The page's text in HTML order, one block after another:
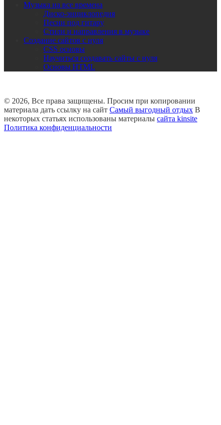
Музыка на все времена
Диско-энциклопедия
Песни под гитару
Стили и направления в музыке
Создание сайтов с нуля
CSS основы
Научиться создавать сайты с нуля
Основы HTML
© 2026, Все права защищены. Просим при копировании
материала дать ссылку на сайт Самый выгодный отдых В
некоторых статьях использованы материалы сайта kinsite
Политика конфиденциальности